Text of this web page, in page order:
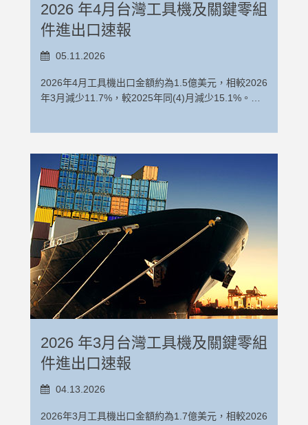
元，相較2026年5月成長3.3%，較去年同(5)月大幅成
長24.8%。 2026年1-6月工具機關鍵零組進口累計進
口金額為1.22億美元，較2025年同期增加28.2%。
2026年1-6月工具機關鍵零組件主要進口國來看，中
英國、 越南、奧地利及南韓。相關數據請參考表7、
表8 及圖4。 2026 年6月台灣工具機及關鍵零組件進
2026年1-6月工具機關鍵零組件主要出口國來看，中
國（含香港）、美國、日本、印度、荷蘭、義大利、
南韓、德國、泰國及越南。相關數據請參考表5、表6
及圖3。 就工具機關鍵零組件單月進口表現來看，
元，相較2026年5月成長3.3%，較去年同(5)月大幅成
長24.8%。 2026年1-6月工具機關鍵零組進口累計進
2026年1-6月工具機關鍵零組件主要進口國來看，中
英國、 越南、奧地利及南韓。相關數據請參考表7、
表8 及圖4。 2026 年6月台灣工具機及關鍵零組件進
出口速報：請下載
屬成型工具機2026年5月進口金額約為991萬美元，較
2026年4月成長17%。 2026年1-5月工具機累計進口
金額為2.51億美元，較2025年同期成長11.3%。其
中，金屬切削工具機進口累計金額約為2.09億美元，
為4,240萬美元，較去年同期成長8.4%。2026年1-5
月工具機進口前十大國家依進口金額排序為日本、中
其他工具機特殊配件、金屬切削工具機零件及附件、
金屬成型工具機零件及附件、滾珠螺桿、線性滑軌。
從工具機關鍵零組件單月出口表現來看，2026年5月
工具機關鍵零組出口金額約為1.54億美元，相較2026
年4月份成長9.9%，較去年同(5)月成長8.5%。2026
年1-5月工具機關鍵零組出口累計出口金額為6.68億美
元，較2025年同期成長11.1%。2026年1-5月工具機
關鍵零組件主要出口國來看，中國（含香港）、美
國、日本、印度、義大利、南韓、荷蘭、德國、泰國
及越南。相關數據請參考表5、表6 及圖3。 就工具機
關鍵零組件單月進口表現來看，2026年5月工具機關
成長3.3%，較去年同(5)月大幅成長24.8%。 2026年
1-5月工具機關鍵零組進口累計進口金額約為9,658萬
美元，較2025年同期增加24.4%。2026年1-5月工具
機關鍵零組件主要進口國來看，中國（含香港）、日
及⾺來⻄亞。相關數據請參考表7、表8 及圖4。 2026
亞、德國、荷蘭及日本。相關數據請參考表1、表 2
及圖 1。 2026年5月工具機進口金額為5,478萬美元，
相較2026年4月份成長9.8%，較2025年同(5)月成長
29.6%。其中，金屬切削工具機2026年5月進口金額
屬成型工具機2026年5月進口金額約為991萬美元，較
2026年4月成長17%。 2026年1-5月工具機累計進口
中，金屬切削工具機進口累計金額約為2.09億美元，
為4,240萬美元，較去年同期成長8.4%。2026年1-5
月工具機進口前十大國家依進口金額排序為日本、中
國(含香港) 、南韓、德國、瑞士、泰國、新加坡、美
國、以色列及義大利。相關數據請參考表3、表4及圖
2。 工具機關鍵零組件包含工作物夾持器、分度頭或
其他工具機特殊配件、金屬切削工具機零件及附件、
金屬成型工具機零件及附件、滾珠螺桿、線性滑軌。
從工具機關鍵零組件單月出口表現來看，2026年5月
工具機關鍵零組出口金額約為1.54億美元，相較2026
年4月份成長9.9%，較去年同(5)月成長8.5%。2026
年1-5月工具機關鍵零組出口累計出口金額為6.68億美
關鍵零組件主要出口國來看，中國（含香港）、美
國、日本、印度、義大利、南韓、荷蘭、德國、泰國
及越南。相關數據請參考表5、表6 及圖3。 就工具機
關鍵零組件單月進口表現來看，2026年5月工具機關
成長3.3%，較去年同(5)月大幅成長24.8%。 2026年
2026 年4月台灣工具機及關鍵零組
件進出口速報
05.11.2026
2026年4月工具機出口金額約為1.5億美元，相較2026
年3月減少11.7%，較2025年同(4)月減少15.1%。其
月成長13.3%。 2026年1-4月工具機累計出口金額約
為6.07億美元，較2025年同期減少3.4%。其中，金屬
切削工具機出口累計金額約4.98億美元，較去年同期
減少1.6%，金屬成型工具機出口累計金額為1.08億美
元，較去年同期減少10.8%。2026年1-4月工具機出
口前十大國家依出口金額排序為中國（含香港）、美
國、越南、印度、泰國、土耳其、德國、荷蘭、馬來
西亞及日本。相關數據請參考表1、表 2 及圖 1。
2026年4月工具機進口金額為4,990萬美元，相較
2026年3月份減少25.2%，較2025年同(4)月成長
6.1%。其中，金屬切削工具機2026年4月進口金額為
成型工具機2026年4月進口金額為847萬美元，較
2026年3月減少37.4%。 2026年1-4月工具機累計進
口金額為1.96億美元，較2025年同期成長7.2%。其
中，金屬切削工具機進口累計金額為1.64億美元，較
為3,250萬美元，較去年同期微幅成長1.3%。2026年
2026年4月工具機出口金額約為1.5億美元，相較2026
年3月減少11.7%，較2025年同(4)月減少15.1%。其
中，金屬切削工具機2026年4月出口金額為1.27億美
元，相較2026年3月出口減少15.1%；金屬成型工具
機2026年4月出口金額為2,276萬美元，則較2026年3
月成長13.3%。 2026年1-4月工具機累計出口金額約
為6.07億美元，較2025年同期減少3.4%。其中，金屬
切削工具機出口累計金額約4.98億美元，較去年同期
減少1.6%，金屬成型工具機出口累計金額為1.08億美
元，較去年同期減少10.8%。2026年1-4月工具機出
口前十大國家依出口金額排序為中國（含香港）、美
西亞及日本。相關數據請參考表1、表 2 及圖 1。
2026年4月工具機進口金額為4,990萬美元，相較
2026年3月份減少25.2%，較2025年同(4)月成長
6.1%。其中，金屬切削工具機2026年4月進口金額為
成型工具機2026年4月進口金額為847萬美元，較
2026 年3月台灣工具機及關鍵零組
件進出口速報
04.13.2026
2026年3月工具機出口金額約為1.7億美元，相較2026